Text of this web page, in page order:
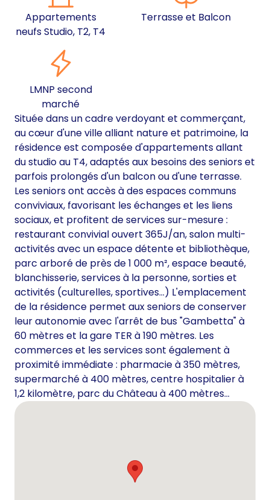
Appartements
neufs Studio, T2, T4
Terrasse et Balcon
LMNP second
marché
Située dans un cadre verdoyant et commerçant,
au cœur d'une ville alliant nature et patrimoine, la
résidence est composée d'appartements allant
du studio au T4, adaptés aux besoins des seniors et
parfois prolongés d'un balcon ou d'une terrasse.
Les seniors ont accès à des espaces communs
conviviaux, favorisant les échanges et les liens
sociaux, et profitent de services sur-mesure :
restaurant convivial ouvert 365J/an, salon multi-
activités avec un espace détente et bibliothèque,
parc arboré de près de 1 000 m², espace beauté,
blanchisserie, services à la personne, sorties et
activités (culturelles, sportives...) L'emplacement
de la résidence permet aux seniors de conserver
leur autonomie avec l'arrêt de bus "Gambetta" à
60 mètres et la gare TER à 190 mètres. Les
commerces et les services sont également à
proximité immédiate : pharmacie à 350 mètres,
supermarché à 400 mètres, centre hospitalier à
1,2 kilomètre, parc du Château à 400 mètres...